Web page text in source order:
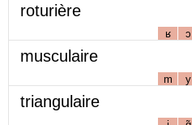
roturière
ʁ ɔ
musculaire
m y
triangulaire